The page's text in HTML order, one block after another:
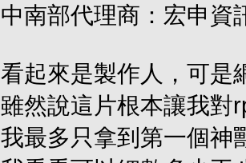
中南部代理商：宏申資
看起來是製作人，可是
雖然說這片根本讓我對
我最多只拿到第一個神